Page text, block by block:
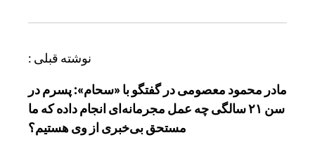
ه
ب
نوشته قبلی :
مادر محمود معصومی در گفتگو با «سحام»: پسرم در
سن ۲۱ سالگی چه عمل مجرمانه‌ای انجام داده که ما
مستحق بی‌خبری از وی هستیم؟